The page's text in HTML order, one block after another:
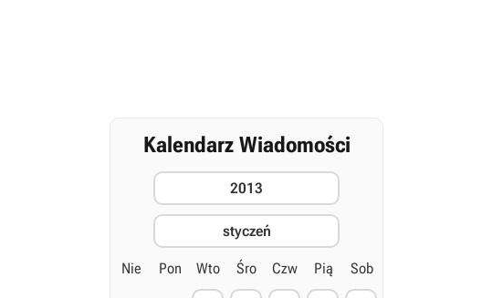
Kalendarz Wiadomości
2013
styczeń
Nie Pon Wto Śro Czw Pią Sob